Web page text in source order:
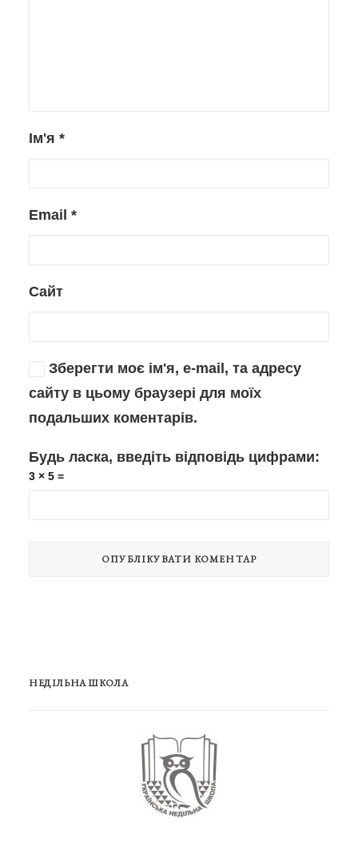
Ім'я *
Email *
Сайт
Зберегти моє ім'я, e-mail, та адресу
сайту в цьому браузері для моїх
подальших коментарів.
Будь ласка, введіть відповідь цифрами:
3 × 5 =
НЕДІЛЬНА ШКОЛА